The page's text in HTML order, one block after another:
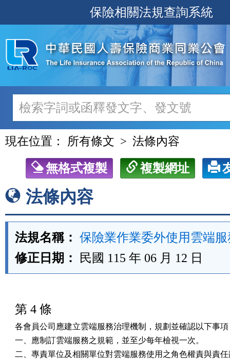
至
主
內
容
保險相關法規查詢系統
現在位置： 所有條文 法條內容
無格式複製 複製網址
法條內容
法規名稱： 保險業作業委外使用雲端
修正日期：
民國 115 年 06 月 12 日
第 4 條
各會員公司應建立雲端服務治理機制，規劃並確認以下事項
一、應制訂雲端服務之規範，並至少每年檢視一次。
二、專責單位及相關單位對雲端服務使用之角色權責與責